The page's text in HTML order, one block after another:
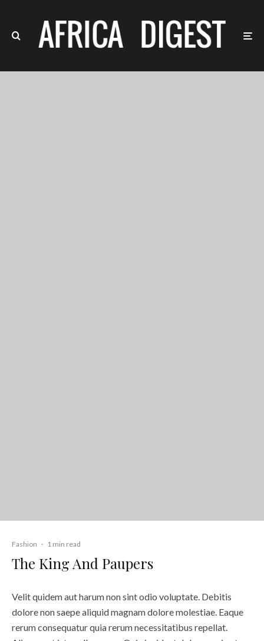
Fashion · 1 min read
The King And Paupers
Velit quidem aut harum non sint odio voluptate. Debitis
dolore non saepe aliquid magnam dolore molestiae. Eaque
rerum consequatur quia rerum necessitatibus repellat.